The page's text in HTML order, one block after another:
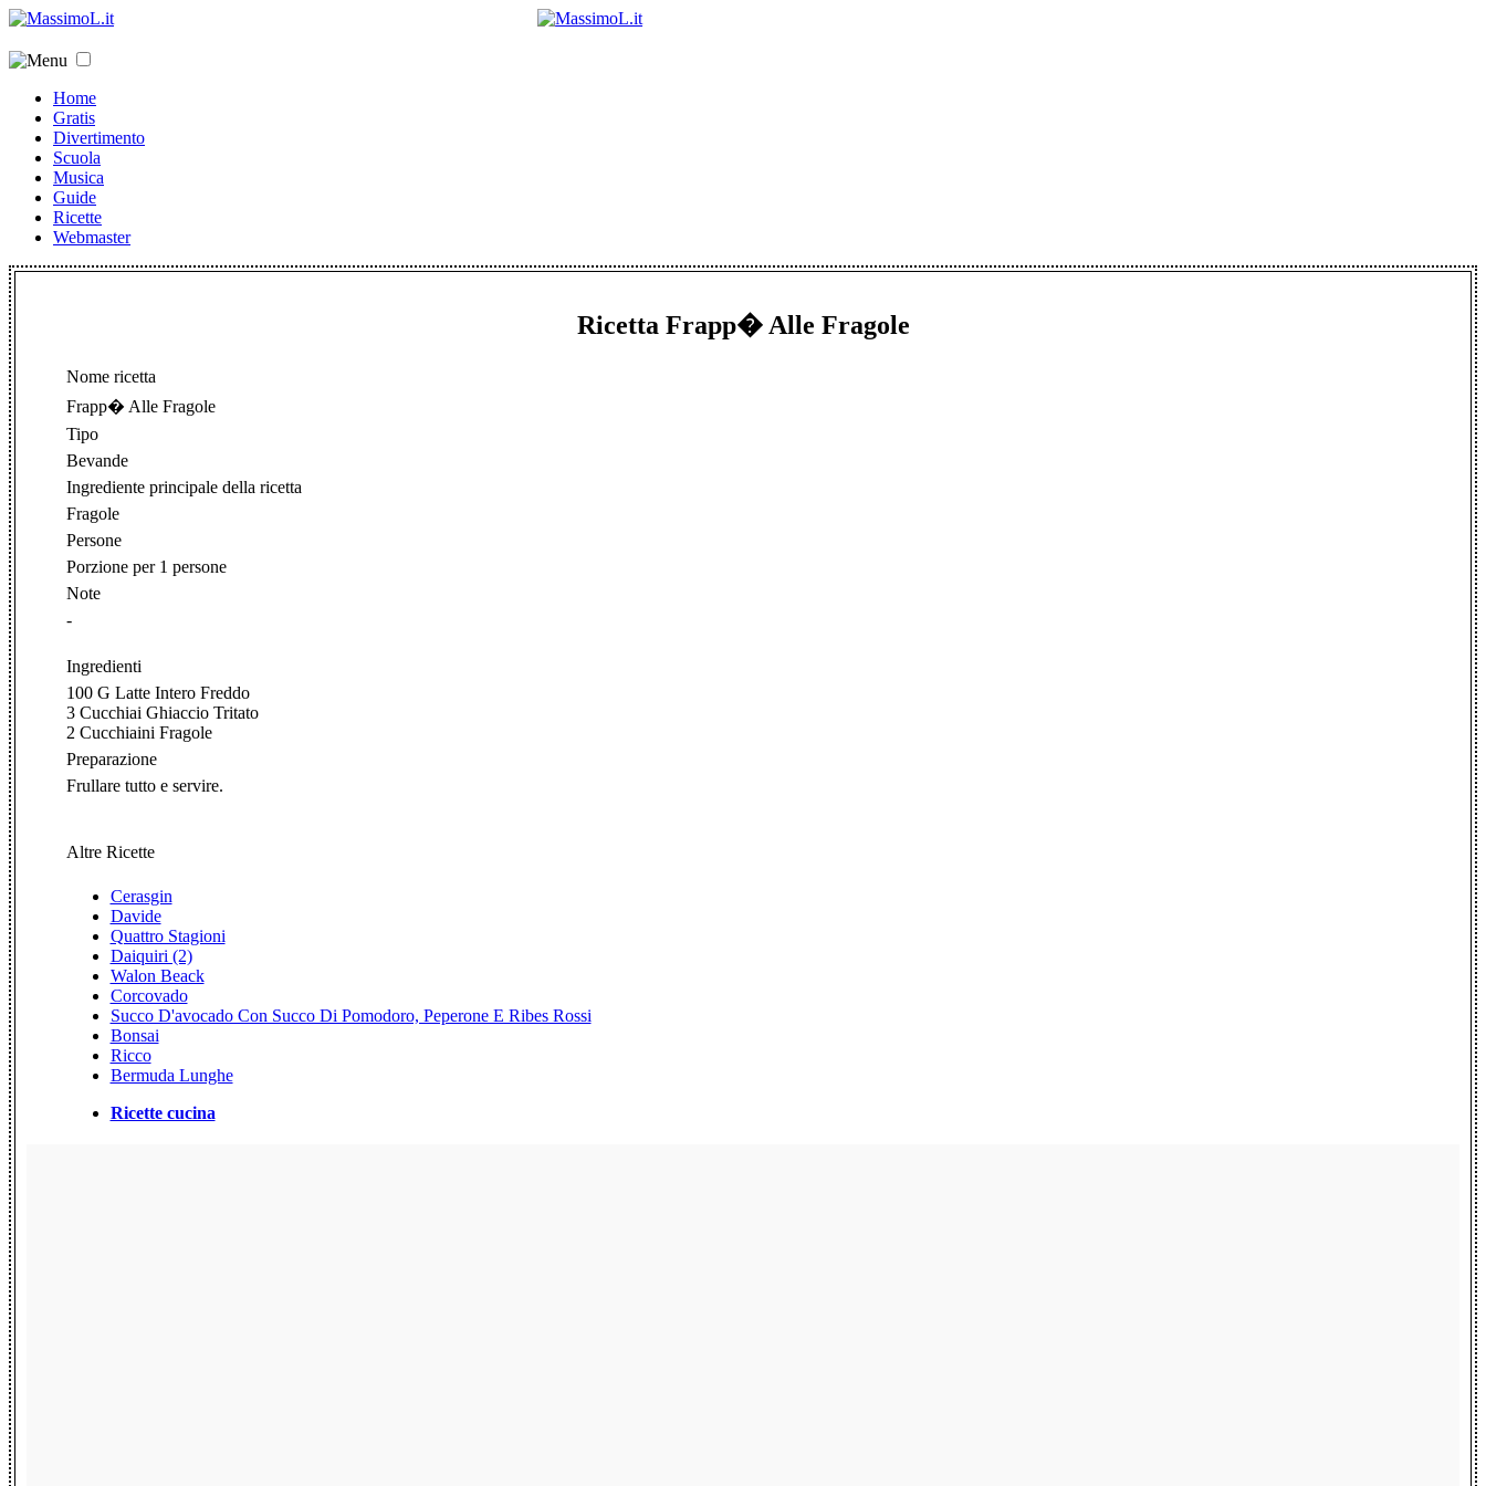
Home
Gratis
Divertimento
Scuola
Musica
Guide
Ricette
Webmaster
Ricetta Frapp� Alle Fragole
Nome ricetta
Frapp� Alle Fragole
Tipo
Bevande
Ingrediente principale della ricetta
Fragole
Persone
Porzione per 1 persone
Note
-
Ingredienti
100 G Latte Intero Freddo
3 Cucchiai Ghiaccio Tritato
2 Cucchiaini Fragole
Preparazione
Frullare tutto e servire.
Altre Ricette
Cerasgin
Davide
Quattro Stagioni
Daiquiri (2)
Walon Beack
Corcovado
Succo D'avocado Con Succo Di Pomodoro, Peperone E Ribes Rossi
Bonsai
Ricco
Bermuda Lunghe
Ricette cucina